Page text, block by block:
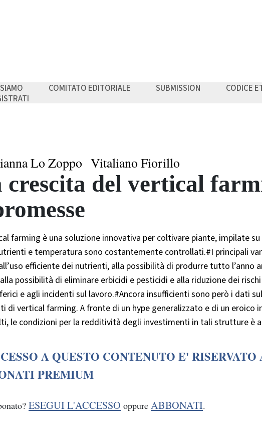
COMITATO EDITORIALE SUBMISSION CODICE
Lo Zoppo Vitaliano Fiorillo
crescita del vertical
farming è una soluzione innovativa per coltivare piante, impilate
e temperatura sono costantemente controllati.#I principali
efficiente dei nutrienti, alla possibilità di produrre tutto l’anno
possibilità di eliminare erbicidi e pesticidi e alla riduzione dei
e agli incidenti sul lavoro.#Ancora insufficienti sono però i dati
di vertical farming. A fronte di un hype generalizzato e di un eroico
le condizioni per la redditività degli investimenti in tali strutture è
A QUESTO CONTENUTO E'
PREMIUM
ESEGUI L'ACCESSO oppure ABBONATI.